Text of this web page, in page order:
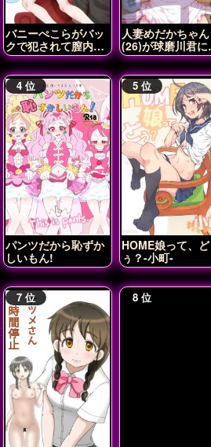
バニーぺこらがバッ
クで犯されて膣内射
精されちゃう♡
人妻めだかちゃん
(26)が球磨川君に
NTRれる本
パンツだから恥ずか
しいもん!
HOME娘って、ど
ぅ？-小町-